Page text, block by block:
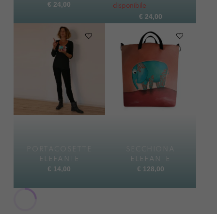
€ 24,00
disponibile
€ 24,00
PORTACOSETTE
ELEFANTE
€ 14,00
ELEFANTE
€ 128,00